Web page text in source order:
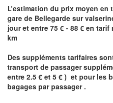
L’estimation du prix moyen en
gare de Bellegarde sur
jour et entre 75 € - 88 € en
km
Des suppléments tarifaires
transport de passager
entre 2.5 € et 5 € ) et pour les
bagages par passager .